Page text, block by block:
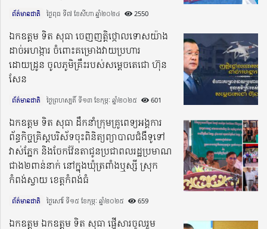
ព័ត៌មានជាតិ ថ្ងៃពុធ ទី៧ ខែសីហា ឆ្នាំ២០២៤​ 2550
ឯកឧត្តម ទិត សុធា ចេញញត្តិថ្កោលទោសយ៉ាង
ដាច់អហង្ការ ចំពោះគម្រោងវាយប្រហារ
ដោយដ្រូន ចូលភូមិគ្រឹះរបស់សម្តេចតេជោ ហ៊ុន
សែន
ព័ត៌មានជាតិ ថ្ងៃព្រហស្បតិ៍ ទី១៣ ខែកុម្ភៈ ឆ្នាំ២០២៥​ 601
ឯកឧត្តម ទិត សុធា ដឹកនាំក្រុមគ្រូពេទ្យអង្គការ
ព័ន្ធកិច្ចគ្រិស្តបរិស័ទចុះពិនិត្យព្យាបាលជំងឺទូទៅ
វាស់ភ្នែក និងចែកវ៉ែនតាជូនប្រជាពលរដ្ឋប្រមាណ
ជាង២ពាន់នាក់ នៅក្នុងឃុំត្រពាំងឬស្សី ស្រុក
កំពង់ស្វាយ ខេត្តកំពង់ធំ
ព័ត៌មានជាតិ ថ្ងៃសៅរ៍ ទី១៥ ខែកុម្ភៈ ឆ្នាំ២០២៥​ 659
ឯកឧត្តម ឯកឧត្តម ទិត សុធា ផ្ញើសារចូលរួម